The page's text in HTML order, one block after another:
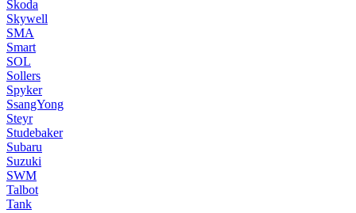
Skoda
Skywell
SMA
Smart
SOL
Sollers
Spyker
SsangYong
Steyr
Studebaker
Subaru
Suzuki
SWM
Talbot
Tank